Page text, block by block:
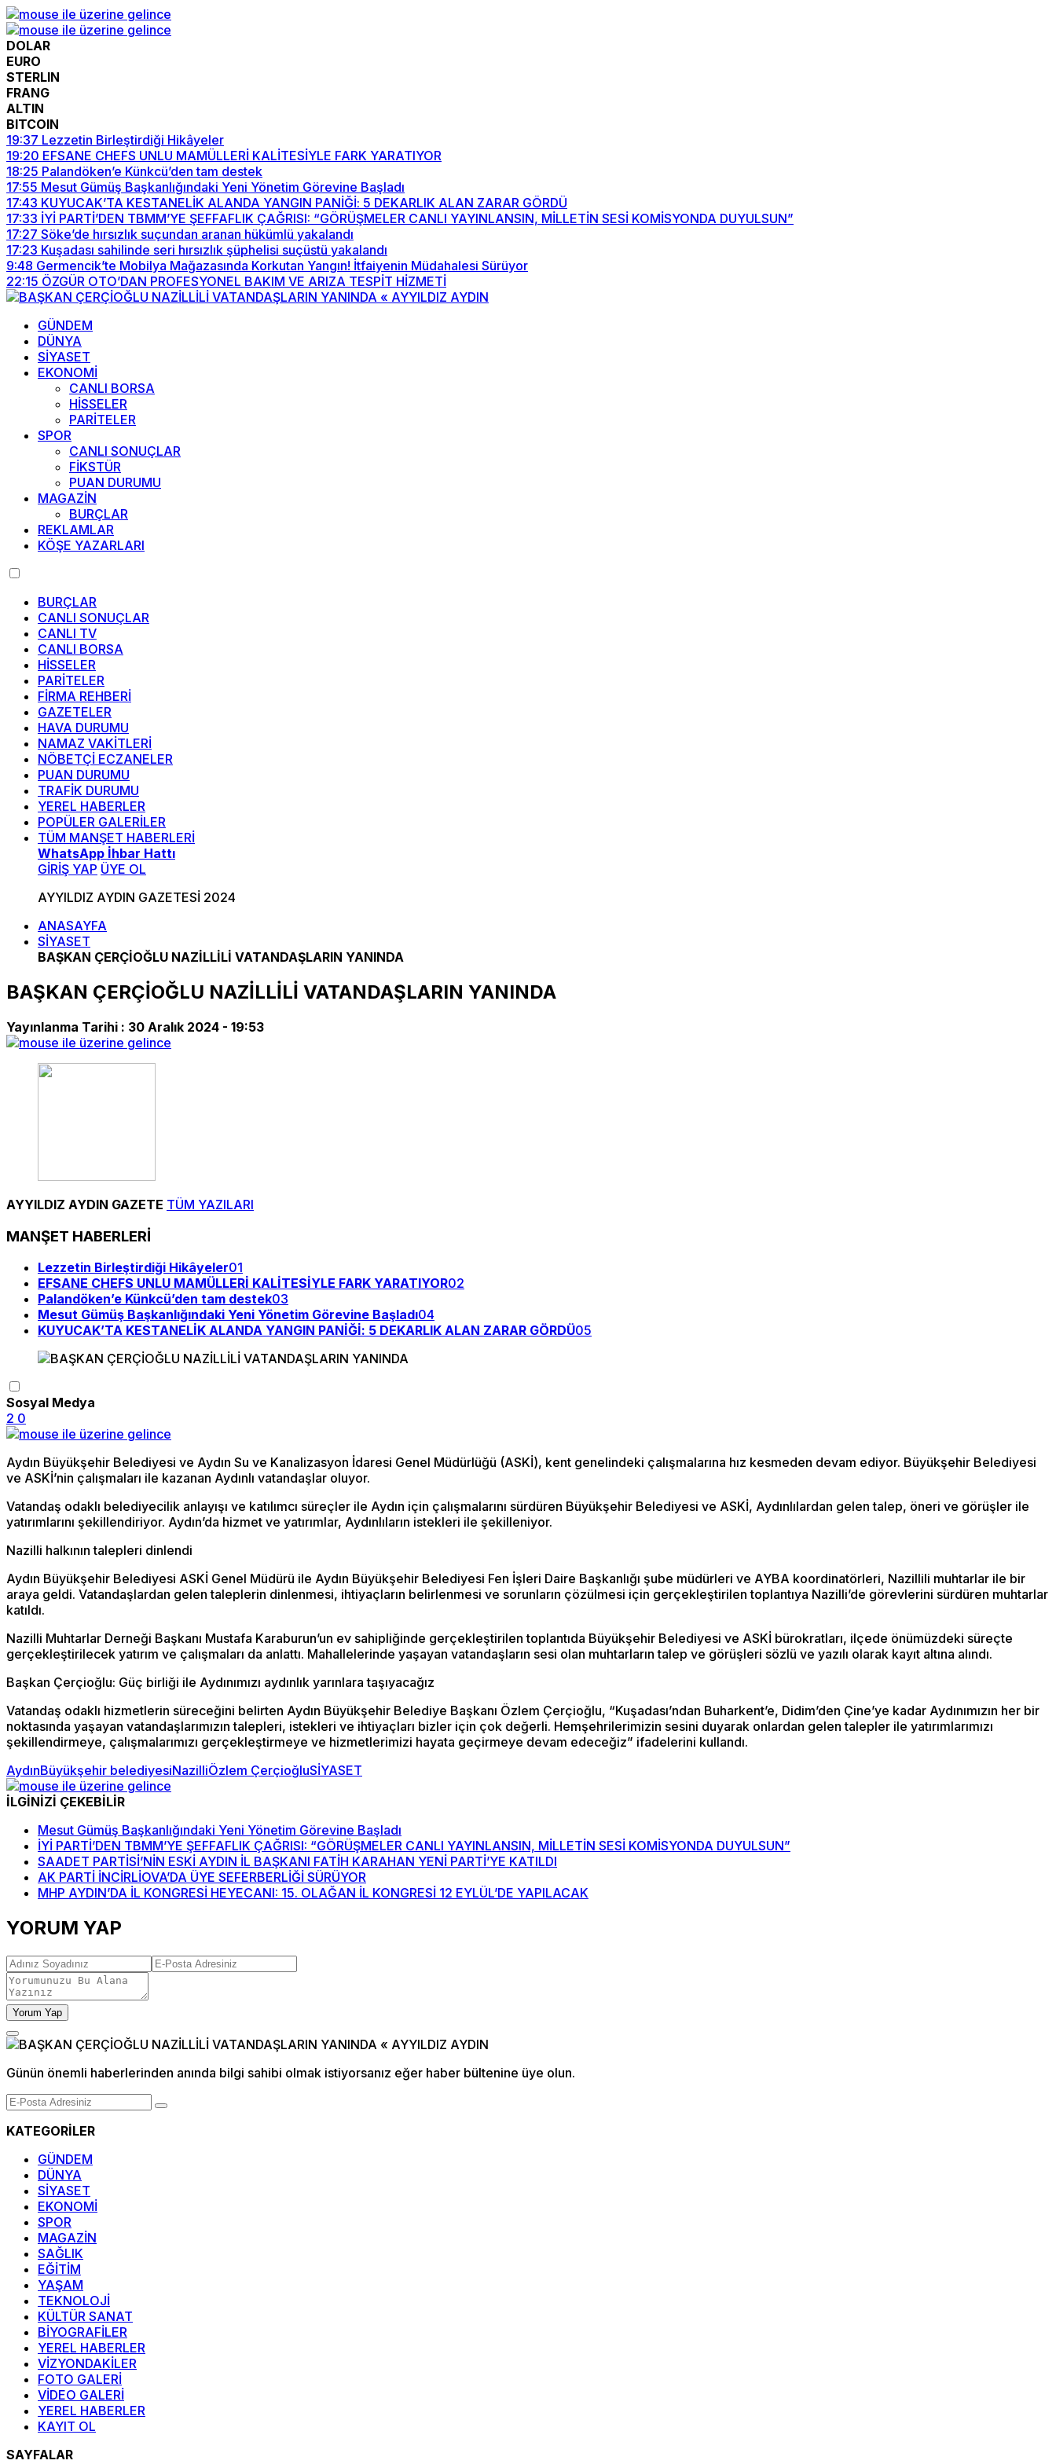
DOLAR
EURO
STERLIN
FRANG
ALTIN
BITCOIN
19:37 Lezzetin Birleştirdiği Hikâyeler
19:20 EFSANE CHEFS UNLU MAMÜLLERİ KALİTESİYLE FARK YARATIYOR
18:25 Palandöken’e Künkcü’den tam destek
17:55 Mesut Gümüş Başkanlığındaki Yeni Yönetim Görevine Başladı
17:43 KUYUCAK’TA KESTANELİK ALANDA YANGIN PANİĞİ: 5 DEKARLIK ALAN ZARAR GÖRDÜ
17:33 İYİ PARTİ’DEN TBMM’YE ŞEFFAFLIK ÇAĞRISI: “GÖRÜŞMELER CANLI YAYINLANSIN, MİLLETİN SESİ KOMİSYONDA DUYULSUN”
17:27 Söke’de hırsızlık suçundan aranan hükümlü yakalandı
17:23 Kuşadası sahilinde seri hırsızlık şüphelisi suçüstü yakalandı
9:48 Germencik’te Mobilya Mağazasında Korkutan Yangın! İtfaiyenin Müdahalesi Sürüyor
22:15 ÖZGÜR OTO’DAN PROFESYONEL BAKIM VE ARIZA TESPİT HİZMETİ
GÜNDEM
DÜNYA
SİYASET
EKONOMİ
CANLI BORSA
HİSSELER
PARİTELER
SPOR
CANLI SONUÇLAR
FİKSTÜR
PUAN DURUMU
MAGAZİN
BURÇLAR
REKLAMLAR
KÖŞE YAZARLARI
BURÇLAR
CANLI SONUÇLAR
CANLI TV
CANLI BORSA
HİSSELER
PARİTELER
FİRMA REHBERİ
GAZETELER
HAVA DURUMU
NAMAZ VAKİTLERİ
NÖBETÇİ ECZANELER
PUAN DURUMU
TRAFİK DURUMU
YEREL HABERLER
POPÜLER GALERİLER
TÜM MANŞET HABERLERİ
WhatsApp İhbar Hattı
GİRİŞ YAP ÜYE OL
AYYILDIZ AYDIN GAZETESİ 2024
ANASAYFA
SİYASET
BAŞKAN ÇERÇİOĞLU NAZİLLİLİ VATANDAŞLARIN YANINDA
BAŞKAN ÇERÇİOĞLU NAZİLLİLİ VATANDAŞLARIN YANINDA
Yayınlanma Tarihi : 30 Aralık 2024 - 19:53
AYYILDIZ AYDIN GAZETE TÜM YAZILARI
MANŞET HABERLERİ
Lezzetin Birleştirdiği Hikâyeler01
EFSANE CHEFS UNLU MAMÜLLERİ KALİTESİYLE FARK YARATIYOR02
Palandöken’e Künkcü’den tam destek03
Mesut Gümüş Başkanlığındaki Yeni Yönetim Görevine Başladı04
KUYUCAK’TA KESTANELİK ALANDA YANGIN PANİĞİ: 5 DEKARLIK ALAN ZARAR GÖRDÜ05
Sosyal Medya
2 0
Aydın Büyükşehir Belediyesi ve Aydın Su ve Kanalizasyon İdaresi Genel Müdürlüğü (ASKİ), kent genelindeki çalışmalarına hız kesmeden devam ediyor. Büyükşehir Belediyesi
ve ASKİ’nin çalışmaları ile kazanan Aydınlı vatandaşlar oluyor.
Vatandaş odaklı belediyecilik anlayışı ve katılımcı süreçler ile Aydın için çalışmalarını sürdüren Büyükşehir Belediyesi ve ASKİ, Aydınlılardan gelen talep, öneri ve görüşler ile
yatırımlarını şekillendiriyor. Aydın’da hizmet ve yatırımlar, Aydınlıların istekleri ile şekilleniyor.
Nazilli halkının talepleri dinlendi
Aydın Büyükşehir Belediyesi ASKİ Genel Müdürü ile Aydın Büyükşehir Belediyesi Fen İşleri Daire Başkanlığı şube müdürleri ve AYBA koordinatörleri, Nazillili muhtarlar ile bir
araya geldi. Vatandaşlardan gelen taleplerin dinlenmesi, ihtiyaçların belirlenmesi ve sorunların çözülmesi için gerçekleştirilen toplantıya Nazilli’de görevlerini sürdüren muhtarlar
katıldı.
Nazilli Muhtarlar Derneği Başkanı Mustafa Karaburun’un ev sahipliğinde gerçekleştirilen toplantıda Büyükşehir Belediyesi ve ASKİ bürokratları, ilçede önümüzdeki süreçte
gerçekleştirilecek yatırım ve çalışmaları da anlattı. Mahallelerinde yaşayan vatandaşların sesi olan muhtarların talep ve görüşleri sözlü ve yazılı olarak kayıt altına alındı.
Başkan Çerçioğlu: Güç birliği ile Aydınımızı aydınlık yarınlara taşıyacağız
Vatandaş odaklı hizmetlerin süreceğini belirten Aydın Büyükşehir Belediye Başkanı Özlem Çerçioğlu, “Kuşadası’ndan Buharkent’e, Didim’den Çine’ye kadar Aydınımızın her bir
noktasında yaşayan vatandaşlarımızın talepleri, istekleri ve ihtiyaçları bizler için çok değerli. Hemşehrilerimizin sesini duyarak onlardan gelen talepler ile yatırımlarımızı
şekillendirmeye, çalışmalarımızı gerçekleştirmeye ve hizmetlerimizi hayata geçirmeye devam edeceğiz” ifadelerini kullandı.
AydınBüyükşehir belediyesiNazilliÖzlem ÇerçioğluSİYASET
İLGİNİZİ ÇEKEBİLİR
Mesut Gümüş Başkanlığındaki Yeni Yönetim Görevine Başladı
İYİ PARTİ’DEN TBMM’YE ŞEFFAFLIK ÇAĞRISI: “GÖRÜŞMELER CANLI YAYINLANSIN, MİLLETİN SESİ KOMİSYONDA DUYULSUN”
SAADET PARTİSİ’NİN ESKİ AYDIN İL BAŞKANI FATİH KARAHAN YENİ PARTİ’YE KATILDI
AK PARTİ İNCİRLİOVA’DA ÜYE SEFERBERLİĞİ SÜRÜYOR
MHP AYDIN’DA İL KONGRESİ HEYECANI: 15. OLAĞAN İL KONGRESİ 12 EYLÜL’DE YAPILACAK
YORUM YAP
Yorum Yap
Günün önemli haberlerinden anında bilgi sahibi olmak istiyorsanız eğer haber bültenine üye olun.
KATEGORİLER
GÜNDEM
DÜNYA
SİYASET
EKONOMİ
SPOR
MAGAZİN
SAĞLIK
EĞİTİM
YAŞAM
TEKNOLOJİ
KÜLTÜR SANAT
BİYOGRAFİLER
YEREL HABERLER
VİZYONDAKİLER
FOTO GALERİ
VİDEO GALERİ
YEREL HABERLER
KAYIT OL
SAYFALAR